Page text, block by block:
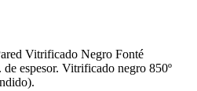
Vitrificado Negro Fonté
espesor. Vitrificado negro 850º